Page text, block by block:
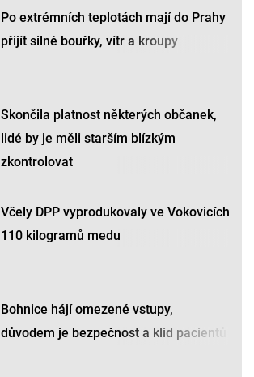
Po extrémních teplotách mají do Prahy
přijít silné bouřky, vítr a kroupy
Skončila platnost některých občanek,
lidé by je měli starším blízkým
zkontrolovat
Včely DPP vyprodukovaly ve Vokovicích
110 kilogramů medu
Bohnice hájí omezené vstupy,
důvodem je bezpečnost a klid pacientů